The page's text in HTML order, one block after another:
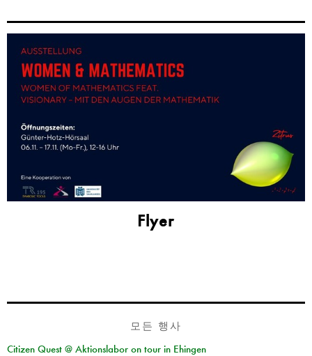
Flyer
모든 행사
Citizen Quest @ Aktionslabor on tour in Ehingen